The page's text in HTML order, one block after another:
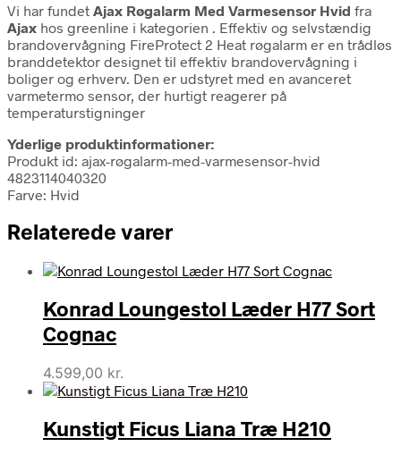
Vi har fundet Ajax Røgalarm Med Varmesensor Hvid fra
Ajax hos greenline i kategorien . Effektiv og selvstændig
brandovervågning FireProtect 2 Heat røgalarm er en trådløs
branddetektor designet til effektiv brandovervågning i
boliger og erhverv. Den er udstyret med en avanceret
varmetermo sensor, der hurtigt reagerer på
temperaturstigninger
Yderlige produktinformationer:
Produkt id: ajax-røgalarm-med-varmesensor-hvid
4823114040320
Farve: Hvid
Relaterede varer
Konrad Loungestol Læder H77 Sort
Cognac
4.599,00 kr.
Kunstigt Ficus Liana Træ H210